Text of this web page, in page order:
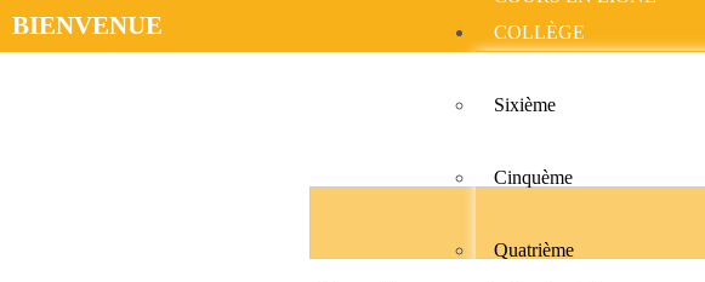
BIENVENUE​
COLLÈGE
Sixième
Cinquème
Quatrième